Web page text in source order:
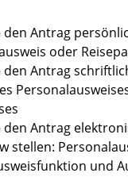
den Antrag
oder
den Antrag
den Antrag
stellen:
und